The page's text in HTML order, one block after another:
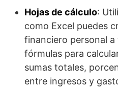
Hojas de cálculo:
como Excel puedes
financiero personal
fórmulas para
sumas totales,
entre ingresos y